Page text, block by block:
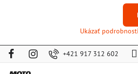
+421 917 312 602
Ukázať podrobnosti